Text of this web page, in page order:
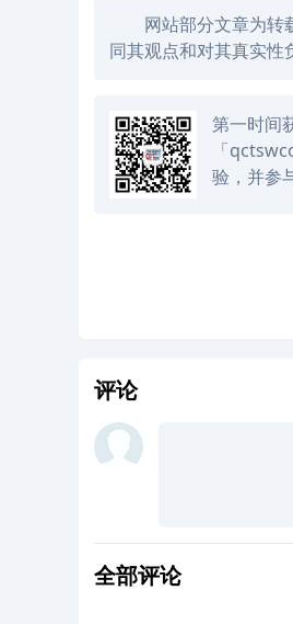
网站部分文章为转
同其观点和对其真实性
第一时间
「
验，并参
评论
全部评论